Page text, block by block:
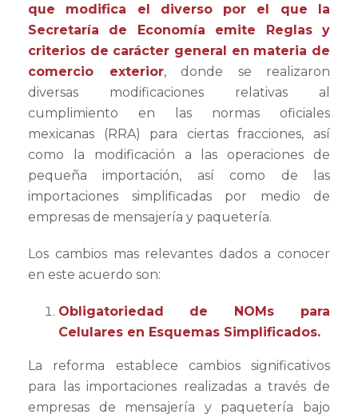
que modifica el diverso por el que la
Secretaría de Economía emite Reglas y
criterios de carácter general en materia de
comercio exterior, donde se realizaron
diversas modificaciones relativas al
cumplimiento en las normas oficiales
mexicanas (RRA) para ciertas fracciones, así
como la modificación a las operaciones de
pequeña importación, así como de las
importaciones simplificadas por medio de
empresas de mensajería y paquetería.
Los cambios mas relevantes dados a conocer
en este acuerdo son:
Obligatoriedad de NOMs para
Celulares en Esquemas Simplificados.
La reforma establece cambios significativos
para las importaciones realizadas a través de
empresas de mensajería y paquetería bajo